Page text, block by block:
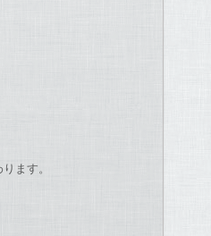
ます。